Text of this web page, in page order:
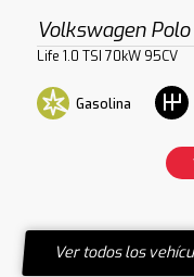
Volkswagen Polo
Life 1.0 TSI 70kW 95CV
Gasolina
Ver todos los